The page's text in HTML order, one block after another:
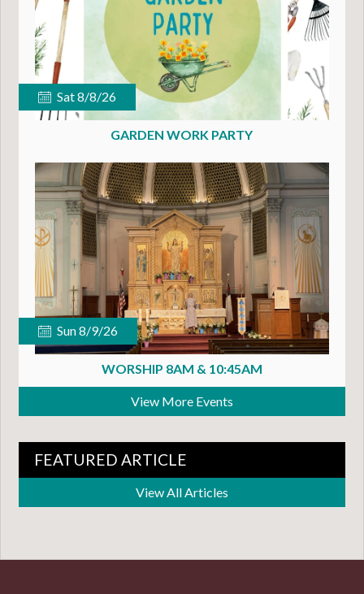
Sat 8/8/26
GARDEN WORK PARTY
Sun 8/9/26
WORSHIP 8AM & 10:45AM
View More Events
FEATURED ARTICLE
View All Articles